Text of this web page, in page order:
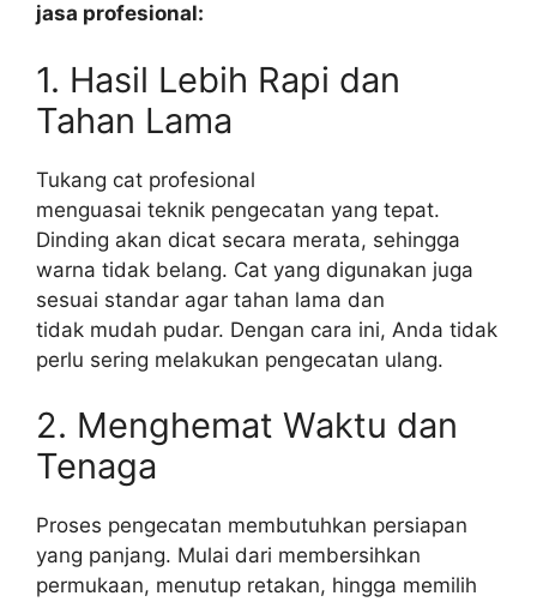
jasa profesional:
1. Hasil Lebih Rapi dan
Tahan Lama
Tukang cat profesional
menguasai teknik pengecatan yang tepat.
Dinding akan dicat secara merata, sehingga
warna tidak belang. Cat yang digunakan juga
sesuai standar agar tahan lama dan
tidak mudah pudar. Dengan cara ini, Anda tidak
perlu sering melakukan pengecatan ulang.
2. Menghemat Waktu dan
Tenaga
Proses pengecatan membutuhkan persiapan
yang panjang. Mulai dari membersihkan
permukaan, menutup retakan, hingga memilih